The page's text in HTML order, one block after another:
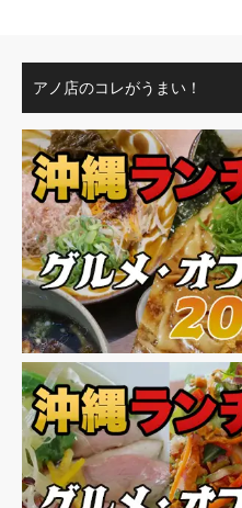
アノ店のコレがうまい！